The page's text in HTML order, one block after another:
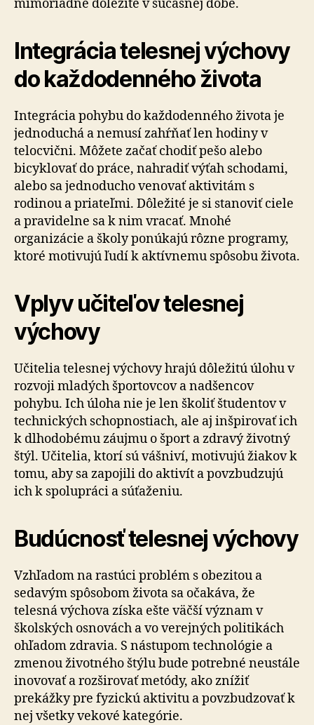
mimoriadne dôležité v súčasnej dobe.
Integrácia telesnej výchovy
do každodenného života
Integrácia pohybu do každodenného života je
jednoduchá a nemusí zahŕňať len hodiny v
telocvični. Môžete začať chodiť pešo alebo
bicyklovať do práce, nahradiť výťah schodami,
alebo sa jednoducho venovať aktivitám s
rodinou a priateľmi. Dôležité je si stanoviť ciele
a pravidelne sa k nim vracať. Mnohé
organizácie a školy ponúkajú rôzne programy,
ktoré motivujú ľudí k aktívnemu spôsobu života.
Vplyv učiteľov telesnej
výchovy
Učitelia telesnej výchovy hrajú dôležitú úlohu v
rozvoji mladých športovcov a nadšencov
pohybu. Ich úloha nie je len školiť študentov v
technických schopnostiach, ale aj inšpirovať ich
k dlhodobému záujmu o šport a zdravý životný
štýl. Učitelia, ktorí sú vášniví, motivujú žiakov k
tomu, aby sa zapojili do aktivít a povzbudzujú
ich k spolupráci a súťaženiu.
Budúcnosť telesnej výchovy
Vzhľadom na rastúci problém s obezitou a
sedavým spôsobom života sa očakáva, že
telesná výchova získa ešte väčší význam v
školských osnovách a vo verejných politikách
ohľadom zdravia. S nástupom technológie a
zmenou životného štýlu bude potrebné neustále
inovovať a rozširovať metódy, ako znížiť
prekážky pre fyzickú aktivitu a povzbudzovať k
nej všetky vekové kategórie.